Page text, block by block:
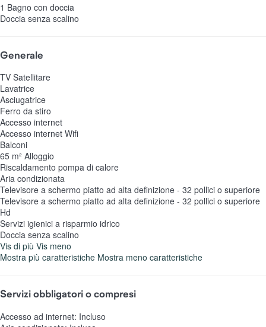
1 Bagno con doccia
Doccia senza scalino
Generale
TV Satellitare
Lavatrice
Asciugatrice
Ferro da stiro
Accesso internet
Accesso internet Wifi
Balconi
65 m² Alloggio
Riscaldamento pompa di calore
Aria condizionata
Televisore a schermo piatto ad alta definizione - 32 pollici o superiore
Televisore a schermo piatto ad alta definizione - 32 pollici o superiore
Hd
Servizi igienici a risparmio idrico
Doccia senza scalino
Vis di più Vis meno
Mostra più caratteristiche Mostra meno caratteristiche
Servizi obbligatori o compresi
Accesso ad internet: Incluso